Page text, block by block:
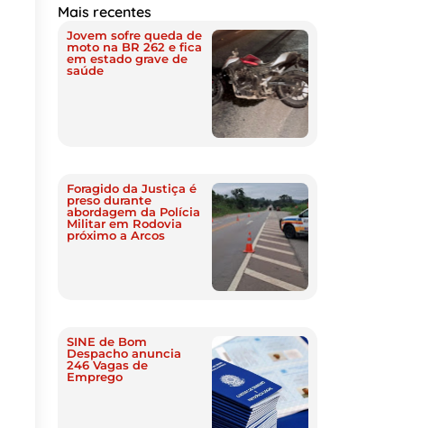
Mais recentes
Jovem sofre queda de
moto na BR 262 e fica
em estado grave de
saúde
Foragido da Justiça é
preso durante
abordagem da Polícia
Militar em Rodovia
próximo a Arcos
SINE de Bom
Despacho anuncia
246 Vagas de
Emprego